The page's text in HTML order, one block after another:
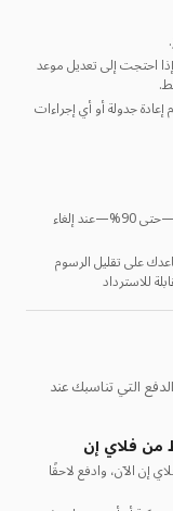
احتجت إلى تعديل موعد
جدولة أو أي إجراءات
يمكنك تغيير خططك واسترداد معظم المبلغ المدفوع—حتى 90%—عند إلغاء
خلال 90 يومًا، وتساعدك على تقليل الرسوم
للاسترداد
التي تناسبك عند
من فلاي إن
إن الآن، وادفع لاحقًا